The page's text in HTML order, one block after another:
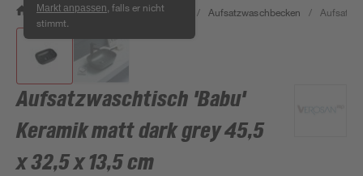
Markt anpassen , falls er nicht
stimmt.
/ Bad & Sanitär / Waschbecken / Aufsatzwaschbecken /
Aufsatzwaschtisch 'Babu'
Keramik matt dark grey 45,5
x 32,5 x 13,5 cm